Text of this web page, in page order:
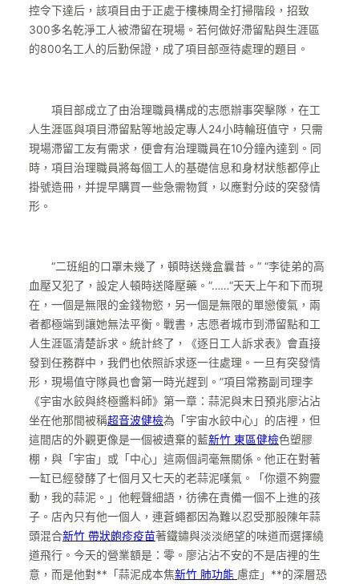
控令下達后，該項目由于正處于樓棟周全打掃階段，招致
300多名乾淨工人被滯留在現場。若何做好滯留點與生涯區
的800名工人的后勤保證，成了項目部亟待處理的題目。
項目部成立了由治理職員構成的志愿辦事突擊隊，在工
人生涯區與項目滯留點等地設定專人24小時輪班值守，只需
現場滯留工友有需求，便會有治理職員在10分鐘內達到。同
時，項目治理職員將每個工人的基礎信息和身材狀態都停止
掛號造冊，并提早購買一些急需物質，以應對分歧的突發情
形。
“二班組的口罩未幾了，頓時送幾盒曩昔。” “李徒弟的高
血壓又犯了，設定人頓時送降壓藥。”……“天天上午和下而現
在，一個是無限的金錢物慾，另一個是無限的單戀傻氣，兩
者都極端到讓她無法平衡。戰書，志愿者城市到滯留點和工
人生涯區清楚訴求。統計終了，《逐日工人訴求表》會直接
發到任務群中，我們也依照訴求逐一往處理。一旦有突發情
形，現場值守隊員也會第一時光趕到。”項目常務副司理李
《宇宙水餃與終極醬料師》第一章：蒜泥與末日預兆廖沾沾
坐在他那間被稱超音波健檢為「宇宙水餃中心」的店裡，但
這間店的外觀更像是一個被遺棄的藍新竹 東區健檢色塑膠
棚，與「宇宙」或「中心」這兩個詞毫無關係。他正在對著
一缸已經發酵了七個月又七天的老蒜泥嘆氣。「你還不夠靈
動，我的蒜泥。」他輕聲細語，彷彿在責備一個不上進的孩
子。店內只有他一個人，連蒼蠅都因為難以忍受那股陳年蒜
頭混合新竹 帶狀皰疹疫苗著鐵鏽與淡淡絕望的味道而選擇繞
道飛行。今天的營業額是：零。廖沾沾不安的不是店裡的生
意，而是他對**「蒜泥成本焦新竹 肺功能 慮症」**的深層恐